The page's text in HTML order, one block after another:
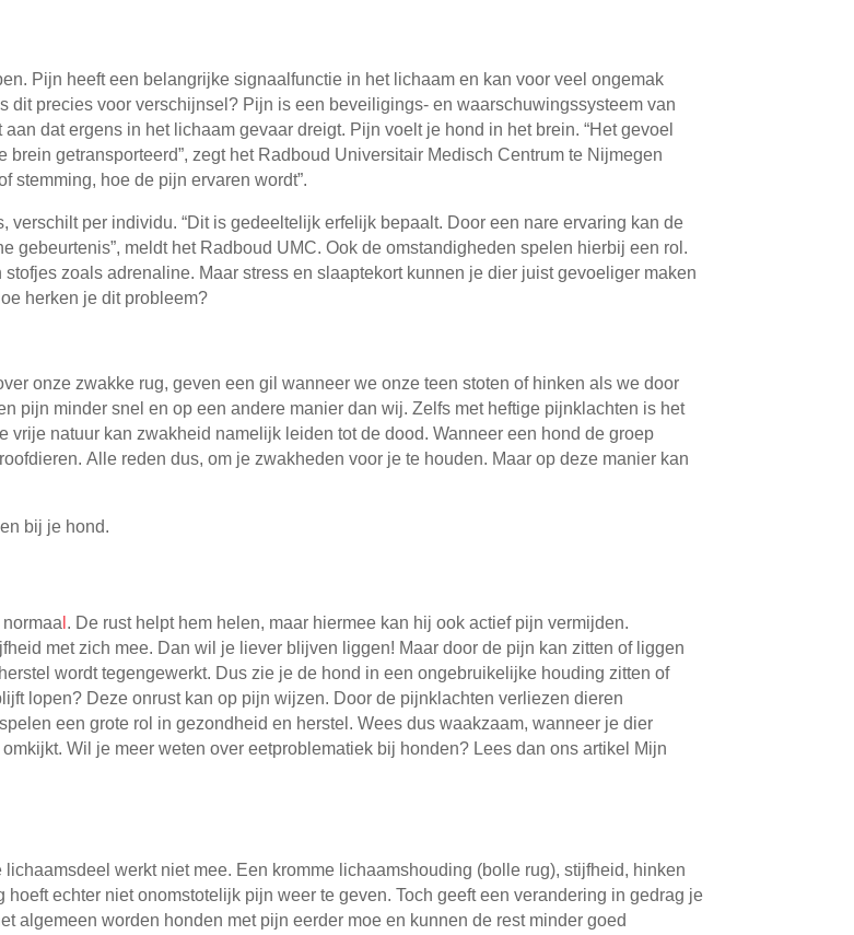
Pijn heeft een belangrijke signaalfunctie in het lichaam en kan voor veel ongemak
dit precies voor verschijnsel? Pijn is een beveiligings- en waarschuwingssysteem van
dat ergens in het lichaam gevaar dreigt. Pijn voelt je hond in het brein. “Het gevoel
getransporteerd”, zegt het Radboud Universitair Medisch Centrum te Nijmegen
stemming, hoe de pijn ervaren wordt”.
per individu. “Dit is gedeeltelijk erfelijk bepaalt. Door een nare ervaring kan de
gebeurtenis”, meldt het Radboud UMC. Ook de omstandigheden spelen hierbij een rol.
zoals adrenaline. Maar stress en slaaptekort kunnen je dier juist gevoeliger maken
herken je dit probleem?
onze zwakke rug, geven een gil wanneer we onze teen stoten of hinken als we door
pijn minder snel en op een andere manier dan wij. Zelfs met heftige pijnklachten is het
natuur kan zwakheid namelijk leiden tot de dood. Wanneer een hond de groep
Alle reden dus, om je zwakheden voor je te houden. Maar op deze manier kan
bij je hond.
. De rust helpt hem helen, maar hiermee kan hij ook actief pijn vermijden.
met zich mee. Dan wil je liever blijven liggen! Maar door de pijn kan zitten of liggen
wordt tegengewerkt. Dus zie je de hond in een ongebruikelijke houding zitten of
lopen? Deze onrust kan op pijn wijzen. Door de pijnklachten verliezen dieren
een grote rol in gezondheid en herstel. Wees dus waakzaam, wanneer je dier
Wil je meer weten over eetproblematiek bij honden? Lees dan ons artikel Mijn
werkt niet mee. Een kromme lichaamshouding (bolle rug), stijfheid, hinken
echter niet onomstotelijk pijn weer te geven. Toch geeft een verandering in gedrag je
algemeen worden honden met pijn eerder moe en kunnen de rest minder goed